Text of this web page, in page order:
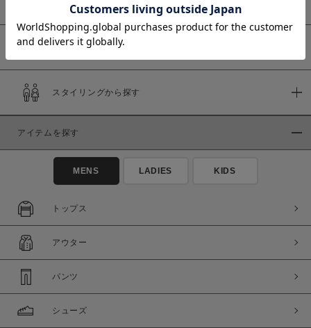
商品タイプ
通常商品
セール価格
在庫
在庫あり
予約商品
スタイリングから探す
アイテムを探す
MENS LADIES KIDS
トップス
アウター
パンツ
シューズ